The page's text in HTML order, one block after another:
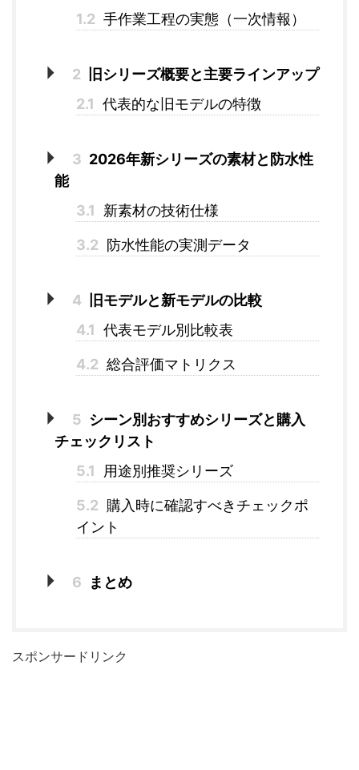
1.2 手作業工程の実態（一次情報）
2
旧シリーズ概要と主要ラインアップ
2.1 代表的な旧モデルの特徴
3 2026年新シリーズの素材と防水性
能
3.1
新素材の技術仕様
3.2 防水性能の実測データ
4
旧モデルと新モデルの比較
4.1 代表モデル別比較表
4.2 総合評価マトリクス
5 シーン別おすすめシリーズと購入
チェックリスト
5.1
用途別推奨シリーズ
5.2 購入時に確認すべきチェックポ
イント
6 まとめ
スポンサードリンク